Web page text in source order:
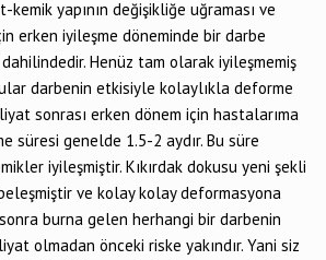
yapının değişikliğe uğraması ve
erken iyileşme döneminde bir darbe
Henüz tam olarak iyileşmemiş
darbenin etkisiyle kolaylıkla deforme
sonrası erken dönem için hastalarıma
süresi genelde 1.5-2 aydır. Bu süre
iyileşmiştir. Kıkırdak dokusu yeni şekli
ve kolay kolay deformasyona
burna gelen herhangi bir darbenin
olmadan önceki riske yakındır. Yani siz